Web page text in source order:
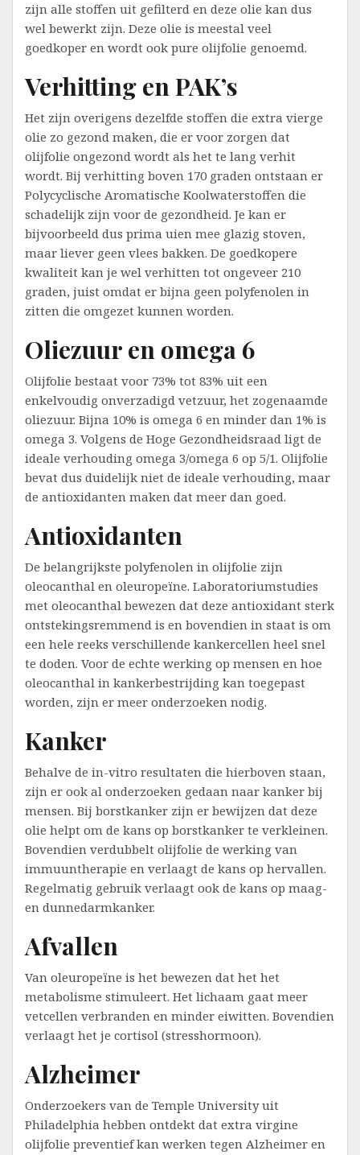
zijn alle stoffen uit gefilterd en deze olie kan dus
wel bewerkt zijn. Deze olie is meestal veel
goedkoper en wordt ook pure olijfolie genoemd.
Verhitting en PAK’s
Het zijn overigens dezelfde stoffen die extra vierge
olie zo gezond maken, die er voor zorgen dat
olijfolie ongezond wordt als het te lang verhit
wordt. Bij verhitting boven 170 graden ontstaan er
Polycyclische Aromatische Koolwaterstoffen die
schadelijk zijn voor de gezondheid. Je kan er
bijvoorbeeld dus prima uien mee glazig stoven,
maar liever geen vlees bakken. De goedkopere
kwaliteit kan je wel verhitten tot ongeveer 210
graden, juist omdat er bijna geen polyfenolen in
zitten die omgezet kunnen worden.
Oliezuur en omega 6
Olijfolie bestaat voor 73% tot 83% uit een
enkelvoudig onverzadigd vetzuur, het zogenaamde
oliezuur. Bijna 10% is omega 6 en minder dan 1% is
omega 3. Volgens de Hoge Gezondheidsraad ligt de
ideale verhouding omega 3/omega 6 op 5/1. Olijfolie
bevat dus duidelijk niet de ideale verhouding, maar
de antioxidanten maken dat meer dan goed.
Antioxidanten
De belangrijkste polyfenolen in olijfolie zijn
oleocanthal en oleuropeïne. Laboratoriumstudies
met oleocanthal bewezen dat deze antioxidant sterk
ontstekingsremmend is en bovendien in staat is om
een hele reeks verschillende kankercellen heel snel
te doden. Voor de echte werking op mensen en hoe
oleocanthal in kankerbestrijding kan toegepast
worden, zijn er meer onderzoeken nodig.
Kanker
Behalve de in-vitro resultaten die hierboven staan,
zijn er ook al onderzoeken gedaan naar kanker bij
mensen. Bij borstkanker zijn er bewijzen dat deze
olie helpt om de kans op borstkanker te verkleinen.
Bovendien verdubbelt olijfolie de werking van
immuuntherapie en verlaagt de kans op hervallen.
Regelmatig gebruik verlaagt ook de kans op maag-
en dunnedarmkanker.
Afvallen
Van oleuropeïne is het bewezen dat het het
metabolisme stimuleert. Het lichaam gaat meer
vetcellen verbranden en minder eiwitten. Bovendien
verlaagt het je cortisol (stresshormoon).
Alzheimer
Onderzoekers van de Temple University uit
Philadelphia hebben ontdekt dat extra virgine
olijfolie preventief kan werken tegen Alzheimer en